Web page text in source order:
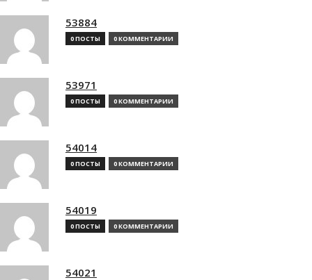
53884
0 ПОСТЫ 0 КОММЕНТАРИИ
53971
0 ПОСТЫ 0 КОММЕНТАРИИ
54014
0 ПОСТЫ 0 КОММЕНТАРИИ
54019
0 ПОСТЫ 0 КОММЕНТАРИИ
54021